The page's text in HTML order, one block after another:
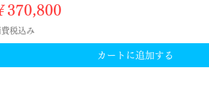
格
370,800
税込み
カートに追加する